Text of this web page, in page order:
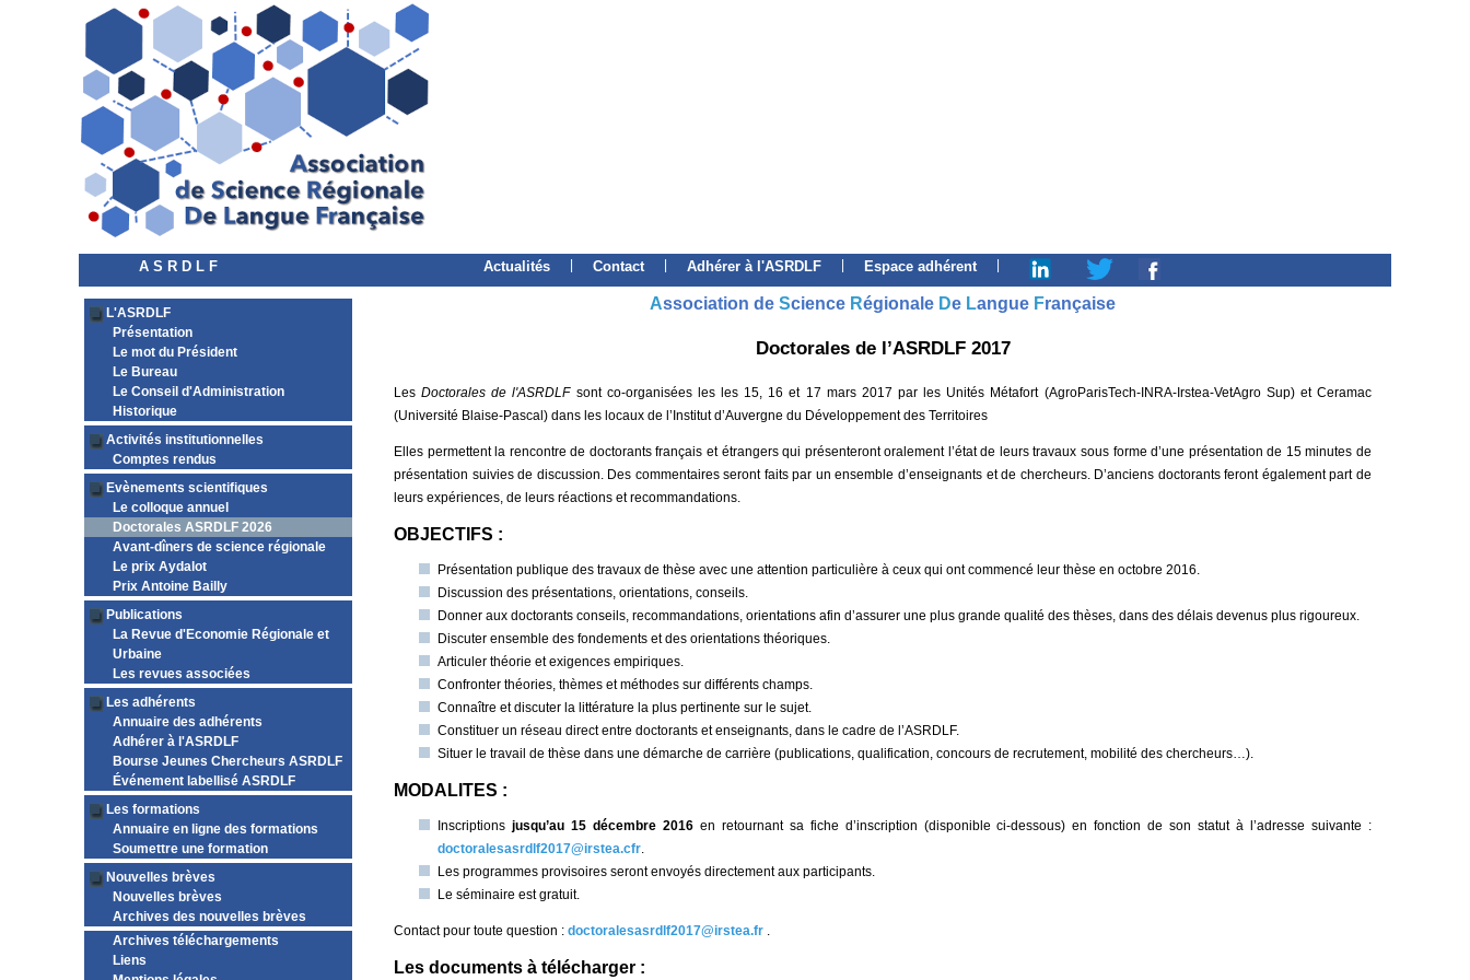
A S R D L F Actualités Contact Adhérer à l'ASRDLF Espace adhérent
L'ASRDLF
Présentation
Le mot du Président
Le Bureau
Le Conseil d'Administration
Historique
Activités institutionnelles
Comptes rendus
Evènements scientifiques
Le colloque annuel
Doctorales ASRDLF 2026
Avant-dîners de science régionale
Le prix Aydalot
Prix Antoine Bailly
Publications
La Revue d'Economie Régionale et
Urbaine
Les revues associées
Les adhérents
Annuaire des adhérents
Adhérer à l'ASRDLF
Bourse Jeunes Chercheurs ASRDLF
Événement labellisé ASRDLF
Les formations
Annuaire en ligne des formations
Soumettre une formation
Nouvelles brèves
Nouvelles brèves
Archives des nouvelles brèves
Archives téléchargements
Liens
Association de Science Régionale De Langue Française
Doctorales de l’ASRDLF 2017
LesDoctorales de l'ASRDLF sont co-organisées les les 15, 16 et 17 mars 2017 par les Unités Métafort (AgroParisTech-INRA-Irstea-VetAgro Sup) et Ceramac
(Université Blaise-Pascal) dans les locaux de l’Institut d’Auvergne du Développement des Territoires
Elles permettent la rencontre de doctorants français et étrangers qui présenteront oralement l’état de leurs travaux sous forme d’une présentation de 15 minutes de
présentation suivies de discussion. Des commentaires seront faits par un ensemble d’enseignants et de chercheurs. D’anciens doctorants feront également part de
leurs expériences, de leurs réactions et recommandations.
OBJECTIFS :
Présentation publique des travaux de thèse avec une attention particulière à ceux qui ont commencé leur thèse en octobre 2016.
Discussion des présentations, orientations, conseils.
Donner aux doctorants conseils, recommandations, orientations afin d’assurer une plus grande qualité des thèses, dans des délais devenus plus rigoureux.
Discuter ensemble des fondements et des orientations théoriques.
Articuler théorie et exigences empiriques.
Confronter théories, thèmes et méthodes sur différents champs.
Connaître et discuter la littérature la plus pertinente sur le sujet.
Constituer un réseau direct entre doctorants et enseignants, dans le cadre de l’ASRDLF.
Situer le travail de thèse dans une démarche de carrière (publications, qualification, concours de recrutement, mobilité des chercheurs…).
MODALITES :
Inscriptions jusqu’au 15 décembre 2016en retournant sa fiche d’inscription (disponible ci-dessous) en fonction de son statut à l’adresse suivante :
doctoralesasrdlf2017@irstea.cfr.
Les programmes provisoires seront envoyés directement aux participants.
Le séminaire est gratuit.
Contact pour toute question : doctoralesasrdlf2017@irstea.fr .
Les documents à télécharger :